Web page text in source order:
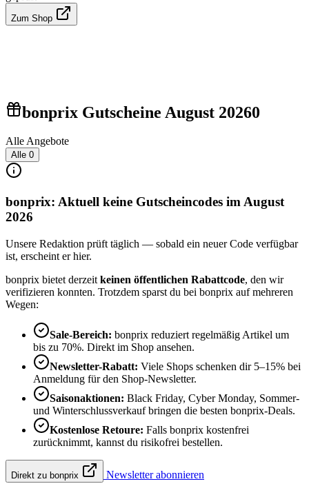
Zum Shop
bonprix Gutscheine August 20260
Alle Angebote
Alle 0
bonprix: Aktuell keine Gutscheincodes im August
2026
Unsere Redaktion prüft täglich — sobald ein neuer Code verfügbar
ist, erscheint er hier.
bonprix bietet derzeit keinen öffentlichen Rabattcode, den wir
verifizieren konnten. Trotzdem sparst du bei bonprix auf mehreren
Wegen:
Sale-Bereich: bonprix reduziert regelmäßig Artikel um
bis zu 70%. Direkt im Shop ansehen.
Newsletter-Rabatt: Viele Shops schenken dir 5–15% bei
Anmeldung für den Shop-Newsletter.
Saisonaktionen: Black Friday, Cyber Monday, Sommer-
und Winterschlussverkauf bringen die besten bonprix-Deals.
Kostenlose Retoure: Falls bonprix kostenfrei
zurücknimmt, kannst du risikofrei bestellen.
Direkt zu bonprix Newsletter abonnieren